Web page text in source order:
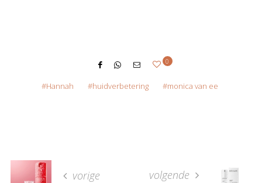
0
Hannah huidverbetering monica van ee
vorige volgende